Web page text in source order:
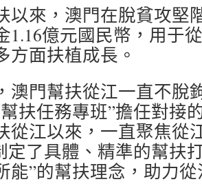
以來，澳門在脫貧攻堅
1.16億元國民幣，用于
方面扶植成長。
澳門幫扶從江一直不脫
扶任務專班”擔任對接
從江以來，一直聚焦從
定了具體、精準的幫扶
能”的幫扶理念，助力